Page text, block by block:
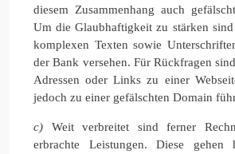
diesem Zusammenhang auch
Um die Glaubhaftigkeit zu stärken
komplexen Texten sowie
der Bank versehen. Für Rückfragen
Adressen oder Links zu einer
jedoch zu einer gefälschten Domain
c) Weit verbreitet sind ferner
erbrachte Leistungen. Diese